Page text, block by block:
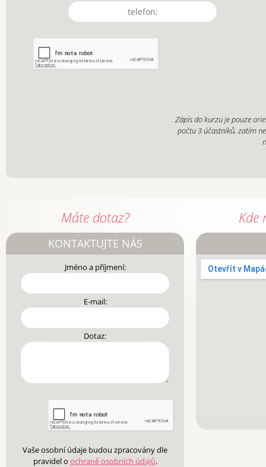
Zápis do kurzu je pouze
počtu 3 účastníků, zatím
Máte dotaz?
KONTAKTUJTE NÁS
Jméno a příjmení:
E-mail:
Dotaz:
Vaše osobní údaje budou zpracovány dle
pravidel o ochraně osobních údajů.
Kde